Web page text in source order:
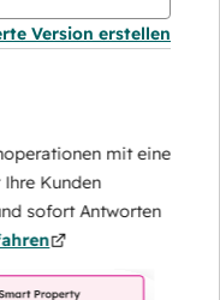
Version erstellen
mit einem
Antworten